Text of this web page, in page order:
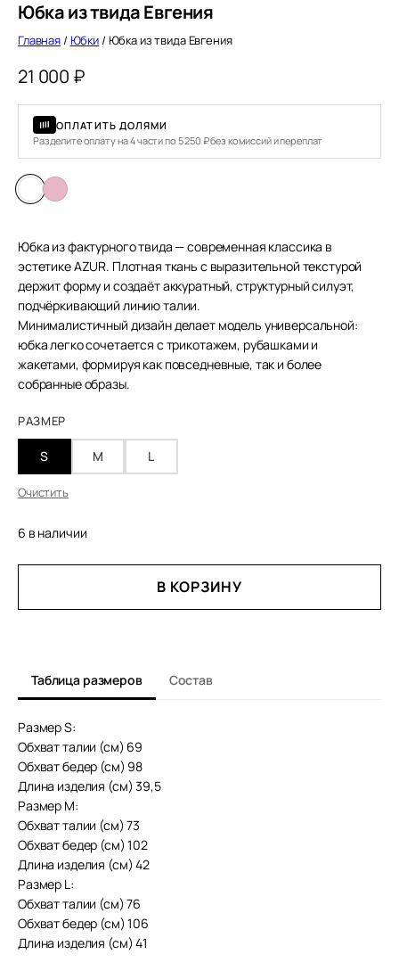
Юбка из твида Евгения
Главная / Юбки / Юбка из твида Евгения
21 000 ₽
ОПЛАТИТЬ ДОЛЯМИ
Разделите оплату на 4 части по 5 250 ₽ без комиссий и переплат
Юбка из фактурного твида — современная классика в
эстетике AZUR. Плотная ткань с выразительной текстурой
держит форму и создаёт аккуратный, структурный силуэт,
подчёркивающий линию талии.
Минималистичный дизайн делает модель универсальной:
юбка легко сочетается с трикотажем, рубашками и
жакетами, формируя как повседневные, так и более
собранные образы.
РАЗМЕР
S M L
Очистить
6 в наличии
ЮБКА
В КОРЗИНУ
Таблица размеров Состав
Размер S:
Обхват талии (см) 69
Обхват бедер (см) 98
Длина изделия (см) 39,5
Размер M:
Обхват талии (см) 73
Обхват бедер (см) 102
Длина изделия (см) 42
Размер L:
Обхват талии (см) 76
Обхват бедер (см) 106
Длина изделия (см) 41